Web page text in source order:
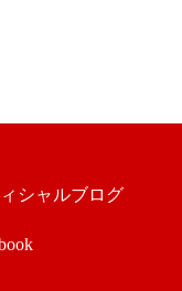
シャルブログ